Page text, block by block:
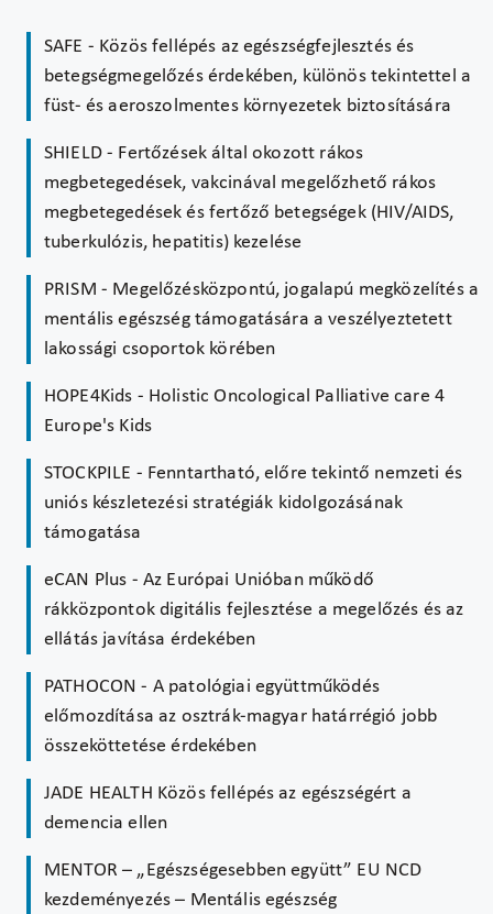
SAFE - Közös fellépés az egészségfejlesztés és
betegségmegelőzés érdekében, különös tekintettel a
füst- és aeroszolmentes környezetek biztosítására
SHIELD - Fertőzések által okozott rákos
megbetegedések, vakcinával megelőzhető rákos
megbetegedések és fertőző betegségek (HIV/AIDS,
tuberkulózis, hepatitis) kezelése
PRISM - Megelőzésközpontú, jogalapú megközelítés a
mentális egészség támogatására a veszélyeztetett
lakossági csoportok körében
HOPE4Kids - Holistic Oncological Palliative care 4
Europe's Kids
STOCKPILE - Fenntartható, előre tekintő nemzeti és
uniós készletezési stratégiák kidolgozásának
támogatása
eCAN Plus - Az Európai Unióban működő
rákközpontok digitális fejlesztése a megelőzés és az
ellátás javítása érdekében
PATHOCON - A patológiai együttműködés
előmozdítása az osztrák-magyar határrégió jobb
összeköttetése érdekében
JADE HEALTH Közös fellépés az egészségért a
demencia ellen
MENTOR – „Egészségesebben együtt” EU NCD
kezdeményezés – Mentális egészség